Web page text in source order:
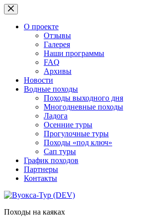
Перейти
к
сути
О проекте
Отзывы
Галерея
Наши программы
FAQ
Архивы
Новости
Водные походы
Походы выходного дня
Многодневные походы
Ладога
Осенние туры
Прогулочные туры
Походы «под ключ»
Сап туры
График походов
Партнеры
Контакты
Походы на каяках